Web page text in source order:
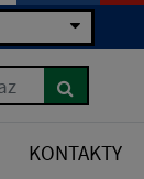
KONTAKTY